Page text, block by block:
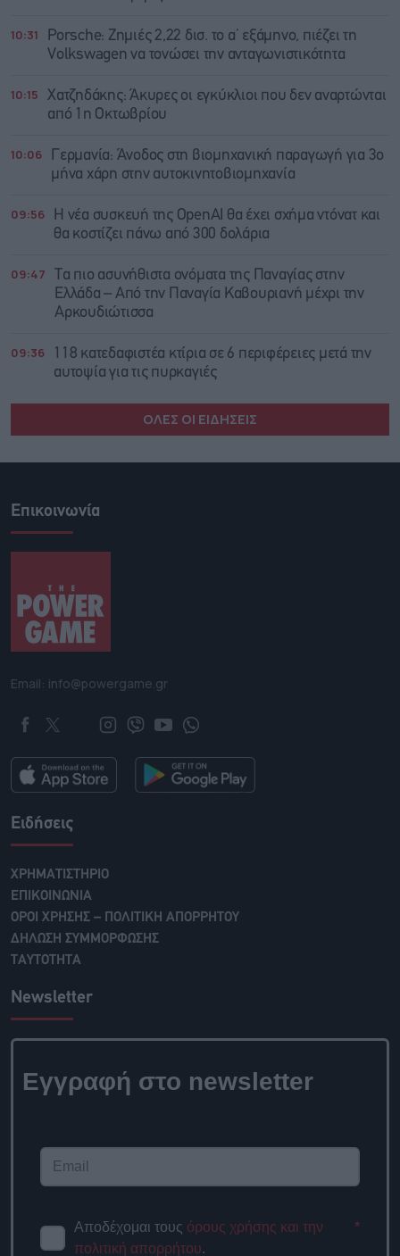
10:31
Porsche: Ζημιές 2,22 δισ. το α’ εξάμηνο, πιέζει τη
Volkswagen να τονώσει την ανταγωνιστικότητα
10:15
Χατζηδάκης: Άκυρες οι εγκύκλιοι που δεν αναρτώνται
από 1η Οκτωβρίου
10:06
Γερμανία: Άνοδος στη βιομηχανική παραγωγή για 3ο
μήνα χάρη στην αυτοκινητοβιομηχανία
09:56
Η νέα συσκευή της OpenAI θα έχει σχήμα ντόνατ και
θα κοστίζει πάνω από 300 δολάρια
09:47
Τα πιο ασυνήθιστα ονόματα της Παναγίας στην
Ελλάδα – Από την Παναγία Καβουριανή μέχρι την
Αρκουδιώτισσα
09:36
118 κατεδαφιστέα κτίρια σε 6 περιφέρειες μετά την
αυτοψία για τις πυρκαγιές
ΟΛΕΣ ΟΙ ΕΙΔΗΣΕΙΣ
Επικοινωνία
Email: info@powergame.gr
Ειδήσεις
ΧΡΗΜΑΤΙΣΤΗΡΙΟ
ΕΠΙΚΟΙΝΩΝΙΑ
ΟΡΟΙ ΧΡΗΣΗΣ – ΠΟΛΙΤΙΚΗ ΑΠΟΡΡΗΤΟΥ
ΔΗΛΩΣΗ ΣΥΜΜΟΡΦΩΣΗΣ
ΤΑΥΤΟΤΗΤΑ
Newsletter
Εγγραφή στο newsletter
Αποδέχομαι τους όρους χρήσης και την
πολιτική απορρήτου.
*